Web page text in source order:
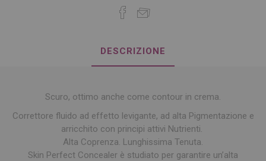
DESCRIZIONE
Scuro, ottimo anche come contour in crema.
Correttore fluido ad effetto levigante, ad alta Pigmentazione e
arricchito con principi attivi Nutrienti.
Alta Coprenza. Lunghissima Tenuta.
Skin Perfect Concealer è studiato per garantire un’alta